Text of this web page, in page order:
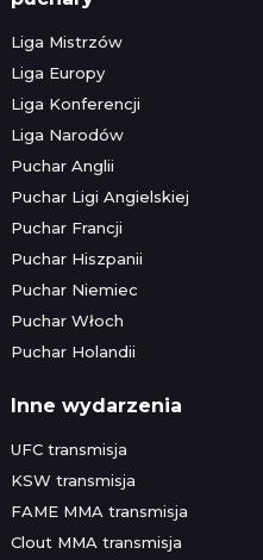
Liga Mistrzów
Liga Europy
Liga Konferencji
Liga Narodów
Puchar Anglii
Puchar Ligi Angielskiej
Puchar Francji
Puchar Hiszpanii
Puchar Niemiec
Puchar Włoch
Puchar Holandii
Inne wydarzenia
UFC transmisja
KSW transmisja
FAME MMA transmisja
Clout MMA transmisja